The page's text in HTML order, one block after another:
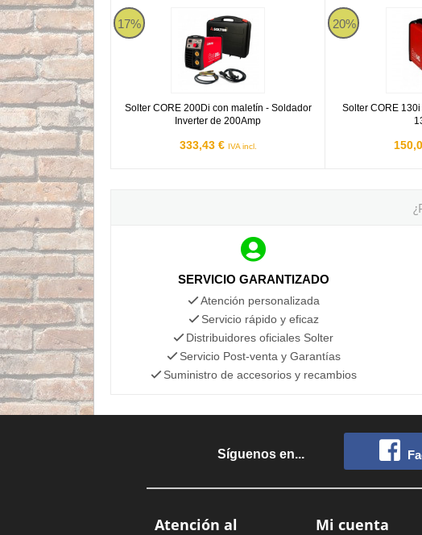
17%
Solter CORE 200Di con maletín - Soldador
Inverter de 200Amp
333,43 € IVA incl.
Solter CORE 200Di con maletín - Soldador Inverter de
20%
Solter CORE
Solter CORE 130i
SERVICIO GARANTIZADO
Atención personalizada
Servicio rápido y eficaz
Distribuidores oficiales Solter
Servicio Post-venta y Garantías
Suministro de accesorios y recambios
Síguenos en...
Atención al
Mi cuenta